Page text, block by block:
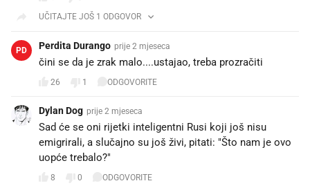
UČITAJTE JOŠ 1 ODGOVOR
PD Perdita Durango prije 2 mjeseca
čini se da je zrak malo....ustajao, treba prozračiti
26 1 ODGOVORITE
Dylan Dog prije 2 mjeseca
Sad će se oni rijetki inteligentni Rusi koji još nisu
emigrirali, a slučajno su još živi, ​​pitati: "Što nam je ovo
uopće trebalo?"
8 0 ODGOVORITE